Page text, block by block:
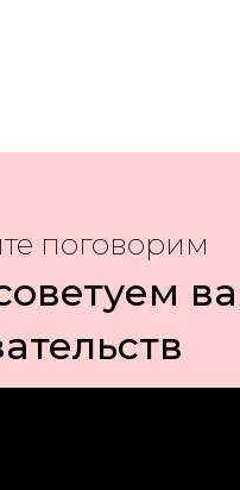
поговорим